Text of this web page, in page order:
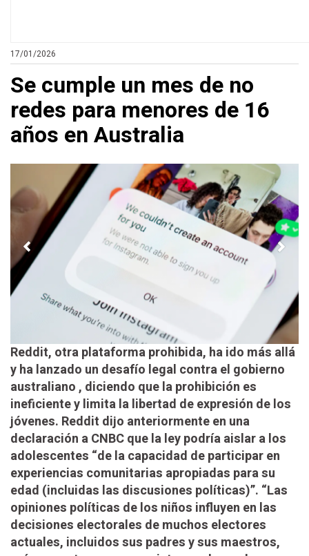
17/01/2026
Se cumple un mes de no
redes para menores de 16
años en Australia
Reddit, otra plataforma prohibida, ha ido más allá
y ha lanzado un desafío legal contra el gobierno
australiano , diciendo que la prohibición es
ineficiente y limita la libertad de expresión de los
jóvenes. Reddit dijo anteriormente en una
declaración a CNBC que la ley podría aislar a los
adolescentes “de la capacidad de participar en
experiencias comunitarias apropiadas para su
edad (incluidas las discusiones políticas)”. “Las
opiniones políticas de los niños influyen en las
decisiones electorales de muchos electores
actuales, incluidos sus padres y sus maestros,